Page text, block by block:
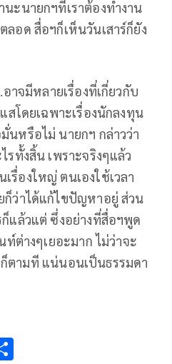
ะนายกฯที่เราต้องทำงาน
อด สื่อฯก็เห็นวันเสาร์ก็ยัง
าจมีหลายเรื่องที่เกี่ยวกับ
สโดยเฉพาะเรื่องนักลงทุน
นหรือไม่ นายกฯ กล่าวว่า
รทั้งสิ้น เพราะจริงๆแล้ว
องใหญ่ ตนเองใช้เวลา
ก็ว่าได้แก้ไขปัญหาอยู่ ส่วน
แล้วแต่ ซึ่งอย่างที่สื่อฯพูด
ต่างๆเยอะมาก ไม่ว่าจะ
ตามที แน่นอนเป็นธรรมดา